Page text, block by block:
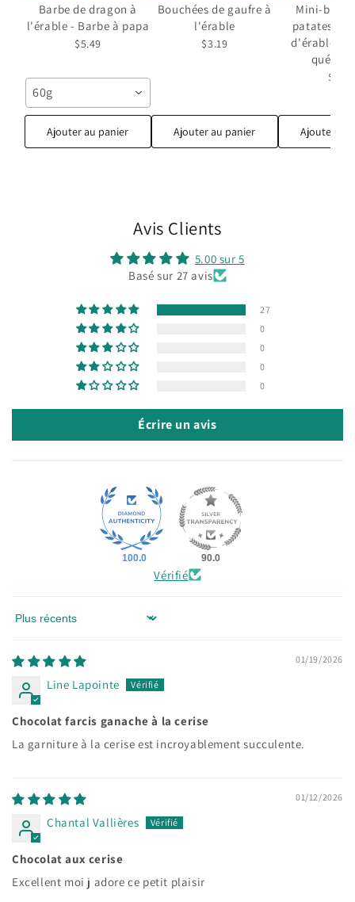
Barbe de dragon à
l'érable - Barbe à papa
$5.49
60g
Ajouter au panier
Bouchées de gaufre à
l'érable
$3.19
Ajouter au panier
Mini-
patates
d'érable –
$5.95
Ajouter au
Avis Clients
5.00 sur 5
Basé sur 27 avis
27
0
0
0
0
Écrire un avis
100.0 90.0
Vérifié
Sort by
01/19/2026
Line Lapointe
Chocolat farcis ganache à la cerise
La garniture à la cerise est incroyablement succulente.
01/12/2026
Chantal Vallières
Chocolat aux cerise
Excellent moi j adore ce petit plaisir